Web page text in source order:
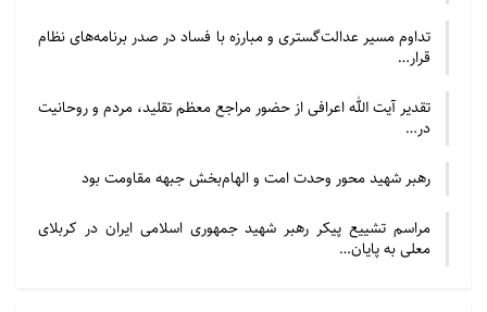
تداوم مسیر عدالت‌گستری و مبارزه با فساد در صدر برنامه‌های نظام
قرار…
تقدیر آیت الله اعرافی از حضور مراجع معظم تقلید، مردم و روحانیت
در…
رهبر شهید محور وحدت امت و الهام‌بخش جبهه مقاومت بود
مراسم تشییع پیکر رهبر شهید جمهوری اسلامی ایران در کربلای
معلی به پایان…